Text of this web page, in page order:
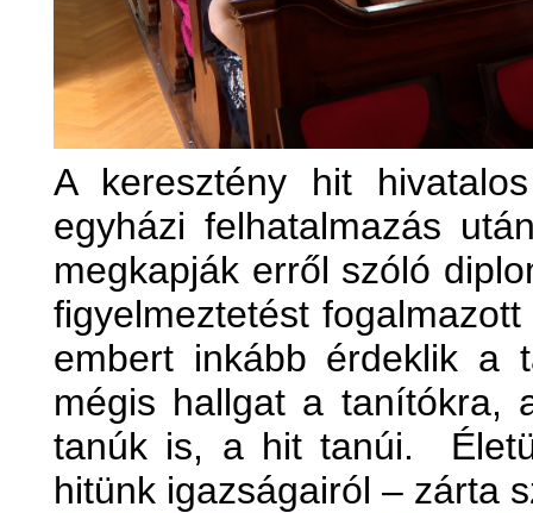
A keresztény hit
egyházi felhatalmazás
megkapják erről szóló
figyelmeztetést
embert inkább érdeklik a
mégis hallgat a tanítókra,
tanúk is, a hit tanúi.
hitünk igazságairól – zárta